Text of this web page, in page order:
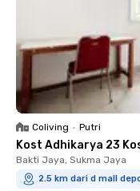
Coliving • Putri
Kost Adhikarya 23
Bakti Jaya, Sukma Jaya
2.5 km dari d mall